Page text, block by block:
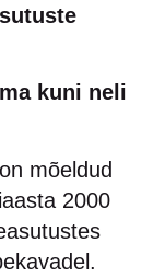
kuni neli
mõeldud
2000